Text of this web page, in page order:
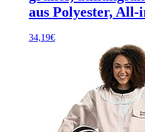
aus Polyester,
34,19€